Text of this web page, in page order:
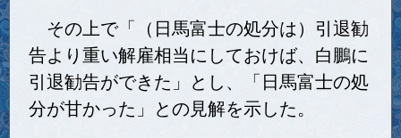
その上で「（日馬富士の処分は）引退勧
告より重い解雇相当にしておけば、白鵬に
引退勧告ができた」とし、「日馬富士の処
分が甘かった」との見解を示した。